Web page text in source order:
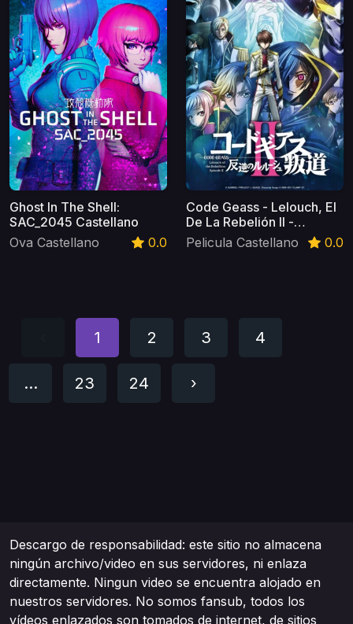
Ghost In The Shell:
SAC_2045 Castellano
Ova Castellano
0.0
Code Geass - Lelouch, El
De La Rebelión II -
Transgresión- Castellano
Pelicula Castellano 0.0
1 2 3 4
... 23 24 ›
Descargo de responsabilidad: este sitio no almacena
ningún archivo/video en sus servidores, ni enlaza
directamente. Ningun video se encuentra alojado en
nuestros servidores. No somos fansub, todos los
vídeos enlazados son tomados de internet, de sitios